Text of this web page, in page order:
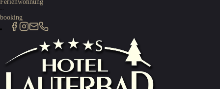
Ferienwohnung
~
booking